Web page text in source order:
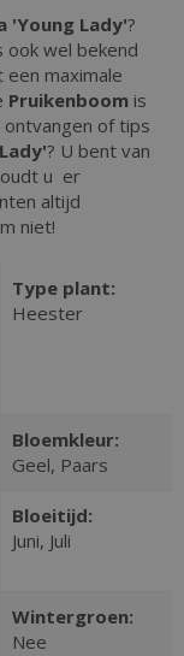
'Young Lady'?
ook wel bekend
een maximale
Pruikenboom is
of tips
? U bent van
u er
altijd
niet!
Type plant:
Heester
Bloemkleur:
Geel, Paars
Bloeitijd:
Juni, Juli
Wintergroen:
Nee